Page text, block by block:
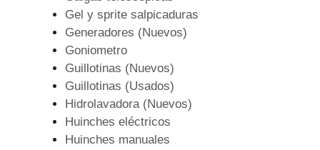
Gel y sprite salpicaduras
Generadores (Nuevos)
Goniometro
Guillotinas (Nuevos)
Guillotinas (Usados)
Hidrolavadora (Nuevos)
Huinches eléctricos
Huinches manuales